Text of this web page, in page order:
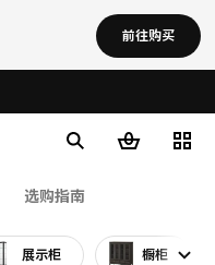
前往购买
选购指南
展示柜 橱柜